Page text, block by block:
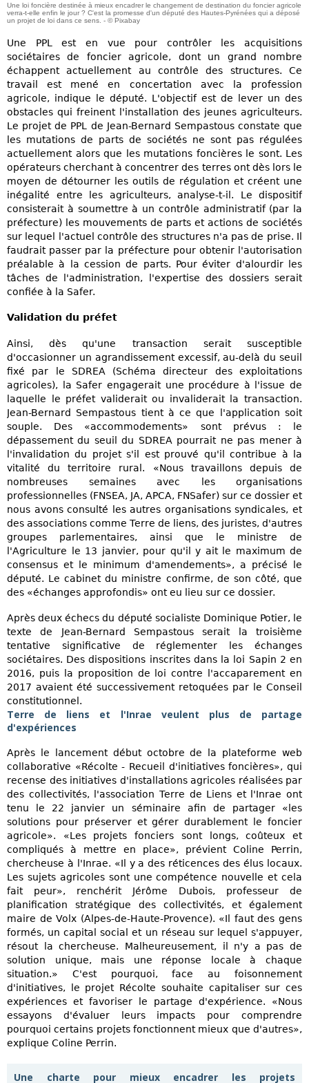
Une loi foncière destinée à mieux encadrer le changement de destination du foncier agricole
verra-t-elle enfin le jour ? C'est la promesse d'un député des Hautes-Pyrénées qui a déposé
un projet de loi dans ce sens. - © Pixabay
Une PPL est en vue pour contrôler les acquisitions
sociétaires de foncier agricole, dont un grand nombre
échappent actuellement au contrôle des structures. Ce
travail est mené en concertation avec la profession
agricole, indique le député. L'objectif est de lever un des
obstacles qui freinent l'installation des jeunes agriculteurs.
Le projet de PPL de Jean-Bernard Sempastous constate que
les mutations de parts de sociétés ne sont pas régulées
actuellement alors que les mutations foncières le sont. Les
opérateurs cherchant à concentrer des terres ont dès lors le
moyen de détourner les outils de régulation et créent une
inégalité entre les agriculteurs, analyse-t-il. Le dispositif
consisterait à soumettre à un contrôle administratif (par la
préfecture) les mouvements de parts et actions de sociétés
sur lequel l'actuel contrôle des structures n'a pas de prise. Il
faudrait passer par la préfecture pour obtenir l'autorisation
préalable à la cession de parts. Pour éviter d'alourdir les
tâches de l'administration, l'expertise des dossiers serait
confiée à la Safer.
Validation du préfet
Ainsi, dès qu'une transaction serait susceptible
d'occasionner un agrandissement excessif, au-delà du seuil
fixé par le SDREA (Schéma directeur des exploitations
agricoles), la Safer engagerait une procédure à l'issue de
laquelle le préfet validerait ou invaliderait la transaction.
Jean-Bernard Sempastous tient à ce que l'application soit
souple. Des «accommodements» sont prévus : le
dépassement du seuil du SDREA pourrait ne pas mener à
l'invalidation du projet s'il est prouvé qu'il contribue à la
vitalité du territoire rural. «Nous travaillons depuis de
nombreuses semaines avec les organisations
professionnelles (FNSEA, JA, APCA, FNSafer) sur ce dossier et
nous avons consulté les autres organisations syndicales, et
des associations comme Terre de liens, des juristes, d'autres
groupes parlementaires, ainsi que le ministre de
l'Agriculture le 13 janvier, pour qu'il y ait le maximum de
consensus et le minimum d'amendements», a précisé le
député. Le cabinet du ministre confirme, de son côté, que
des «échanges approfondis» ont eu lieu sur ce dossier.
Après deux échecs du député socialiste Dominique Potier, le
texte de Jean-Bernard Sempastous serait la troisième
tentative significative de réglementer les échanges
sociétaires. Des dispositions inscrites dans la loi Sapin 2 en
2016, puis la proposition de loi contre l'accaparement en
2017 avaient été successivement retoquées par le Conseil
constitutionnel.
Terre de liens et l'Inrae veulent plus de partage
d'expériences
Après le lancement début octobre de la plateforme web
collaborative «Récolte - Recueil d'initiatives foncières», qui
recense des initiatives d'installations agricoles réalisées par
des collectivités, l'association Terre de Liens et l'Inrae ont
tenu le 22 janvier un séminaire afin de partager «les
solutions pour préserver et gérer durablement le foncier
agricole». «Les projets fonciers sont longs, coûteux et
compliqués à mettre en place», prévient Coline Perrin,
chercheuse à l'Inrae. «Il y a des réticences des élus locaux.
Les sujets agricoles sont une compétence nouvelle et cela
fait peur», renchérit Jérôme Dubois, professeur de
planification stratégique des collectivités, et également
maire de Volx (Alpes-de-Haute-Provence). «Il faut des gens
formés, un capital social et un réseau sur lequel s'appuyer,
résout la chercheuse. Malheureusement, il n'y a pas de
solution unique, mais une réponse locale à chaque
situation.» C'est pourquoi, face au foisonnement
d'initiatives, le projet Récolte souhaite capitaliser sur ces
expériences et favoriser le partage d'expérience. «Nous
essayons d'évaluer leurs impacts pour comprendre
pourquoi certains projets fonctionnent mieux que d'autres»,
explique Coline Perrin.
Une charte pour mieux encadrer les projets